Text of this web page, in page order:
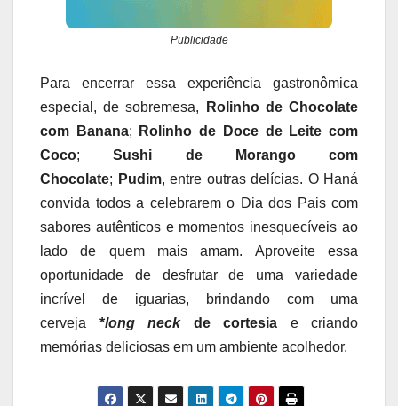
Publicidade
Para encerrar essa experiência gastronômica
especial, de sobremesa,
Rolinho de Chocolate
com Banana;
Rolinho de Doce de Leite com
Coco;Sushi de Morango com
Chocolate; Pudim, entre outras delícias. O Haná
convida todos a celebrarem o Dia dos Pais com
sabores autênticos e momentos inesquecíveis ao
lado de quem mais amam. Aproveite essa
oportunidade de desfrutar de uma variedade
incrível de iguarias, brindando com uma
cerveja *long neck de cortesia e criando
memórias deliciosas em um ambiente acolhedor.